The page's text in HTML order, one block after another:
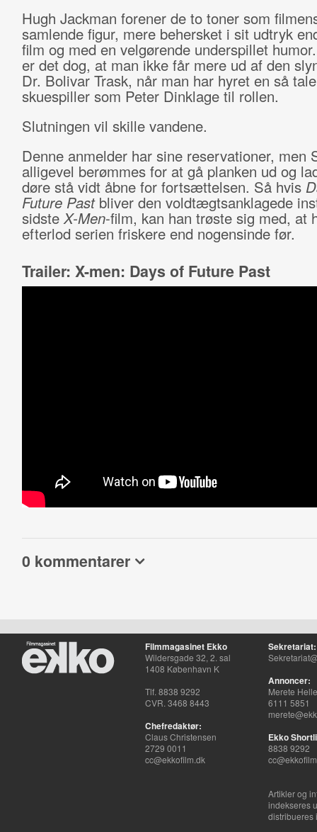
Hugh Jackman forener de to toner som
samlende figur, mere behersket i sit udtryk
film og med en velgørende underspillet
er det dog, at man ikke får mere ud af den
Dr. Bolivar Trask, når man har hyret en så
skuespiller som Peter Dinklage til rollen.
Slutningen vil skille vandene.
Denne anmelder har sine reservationer, men
alligevel berømmes for at gå planken ud og
døre stå vidt åbne for fortsættelsen. Så hvis
Future Pastbliver den voldtægtsanklagede
sidsteX-Men-film, kan han trøste sig med, at
efterlod serien friskere end nogensinde før.
Trailer: X-men: Days of Future Past
0 kommentarer
Filmmagasinet Ekko
Wildersgade 32, 2. sal
1408 København K
Tlf. 8838 9292
CVR. 3468 8443
Chefredaktør:
Claus Christensen
2729 0011
cc@ekkofilm.dk
Sekretariat:
Annoncer:
Merete
6111 5851
Ekko
8838 9292
Artikler og
indekseres
distribueres